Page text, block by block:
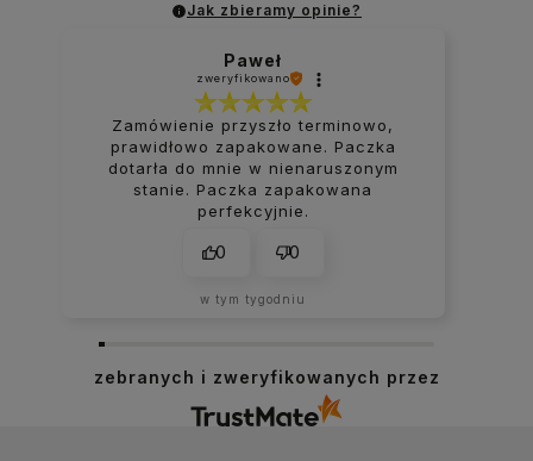
Gniazda multimedialne
Moduly elektroniczne
Ramki
Sprawdź również gotowe
Jak zbieramy opinie?
Paweł
zweryfikowano
Zamówienie przyszło terminowo,
prawidłowo zapakowane. Paczka
dotarła do mnie w nienaruszonym
stanie. Paczka zapakowana
perfekcyjnie.
0 0
w tym tygodniu
zebranych i zweryfikowanych przez